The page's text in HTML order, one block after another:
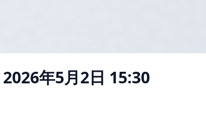
2026年5月2日 15:30